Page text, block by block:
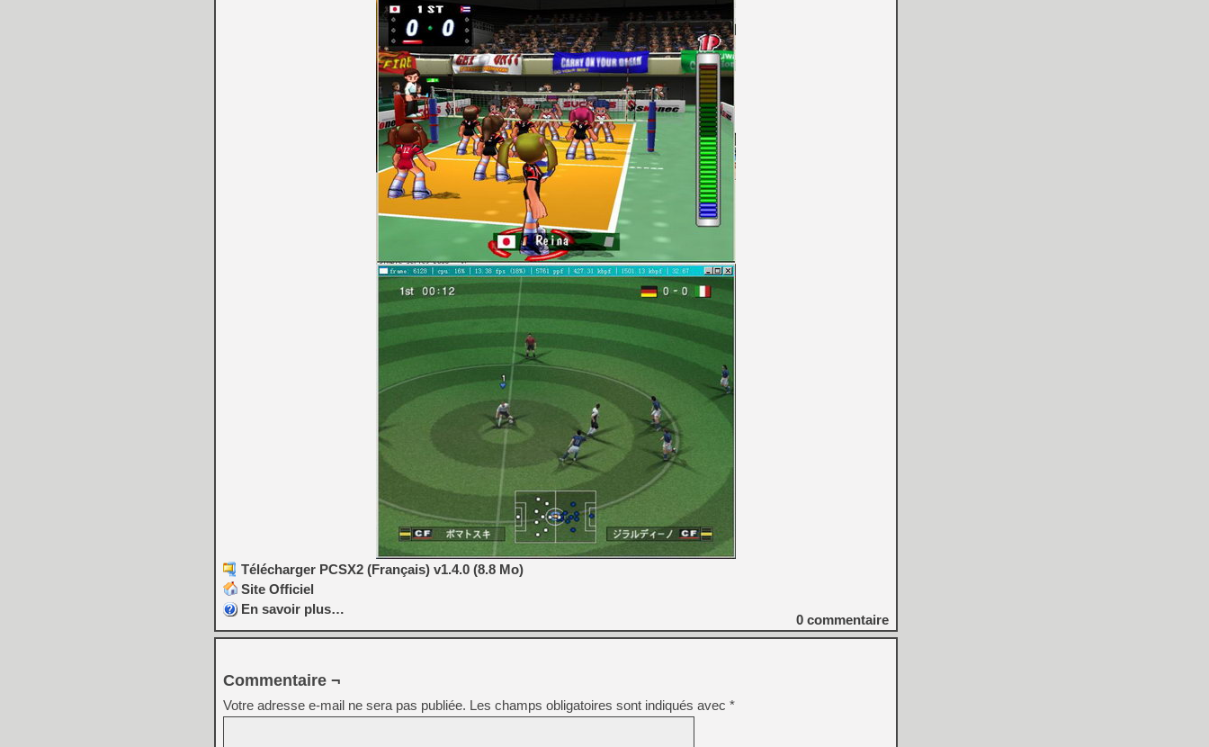
Télécharger PCSX2 (Français) v1.4.0 (8.8 Mo)
Site Officiel
En savoir plus…
0 commentaire
Commentaire ¬
Votre adresse e-mail ne sera pas publiée. Les champs obligatoires sont indiqués avec *